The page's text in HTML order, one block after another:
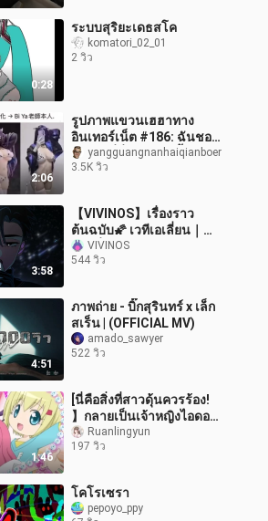
0:28
ระบบสุริยะเดธสโค
komatori_02_01
2 วิว
2:06
รูปภาพแขวนเฮฮาทาง
อินเทอร์เน็ต #186: ฉันชอบ
จิตรกรที่ซื่อสัตย์คนนี้
yangguangnanhaiqianboer
3.5K วิว
3:58
【VIVINOS】เรื่องราว
ต้นฉบับ🌠 เวทีเอเลี่ยน｜
รอบที่ 3 Black Sorrow
VIVINOS
544 วิว
4:51
ภาพถ่าย - บิ๊กสุรินทร์ x เล็ก
สเร็น | (OFFICIAL MV)
amado_sawyer
522 วิว
1:46
[นี่คือสิ่งที่สาวดุ้นควรร้อง!
】กลายเป็นเจ้าหญิงไอดอล!
วันเดอร์เกิร์ล☆
Ruanlingyun
197 วิว
โคโรเซรา
pepoyo_ppy